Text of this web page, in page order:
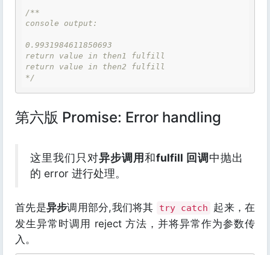
/**
console output:
0.9931984611850693
return value in then1 fulfill
return value in then2 fulfill
*/
第六版 Promise: Error handling
这里我们只对异步调用和fulfill 回调中抛出
的 error 进行处理。
首先是异步调用部分,我们将其 try catch
起来，在
发生异常时调用 reject 方法，并将异常作为参数传
入。